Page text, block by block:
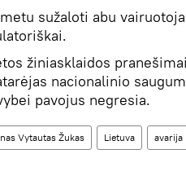
sužaloti abu
žiniasklaidos
nacionalinio
pavojus negresia.
Vytautas Žukas Lietuva avarija